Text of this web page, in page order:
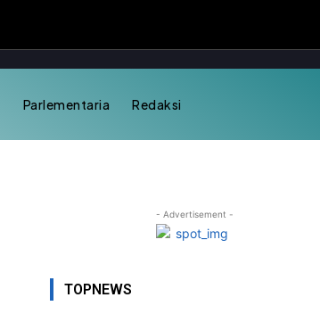
Parlementaria Redaksi
- Advertisement -
TOPNEWS